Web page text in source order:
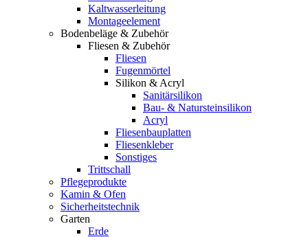
Kaltwasserleitung
Montageelement
Bodenbeläge & Zubehör
Fliesen & Zubehör
Fliesen
Fugenmörtel
Silikon & Acryl
Sanitärsilikon
Bau- & Natursteinsilikon
Acryl
Fliesenbauplatten
Fliesenkleber
Sonstiges
Trittschall
Pflegeprodukte
Kamin & Ofen
Sicherheitstechnik
Garten
Erde